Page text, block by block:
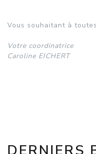
Vous souhaitant à
Votre coordinatrice
Caroline EICHERT